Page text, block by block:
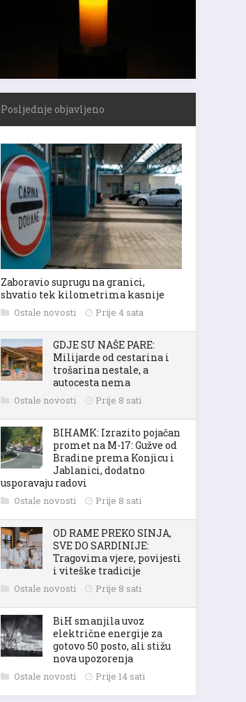
Posljednje objavljeno
Zaboravio suprugu na granici,
shvatio tek kilometrima kasnije
Ostale novosti Prije 4 sata
GDJE SU NAŠE PARE:
Milijarde od cestarina i
trošarina nestale, a
autocesta nema
Ostale novosti Prije 8 sati
BIHAMK: Izrazito pojačan
promet na M-17: Gužve od
Bradine prema Konjicu i
Jablanici, dodatno
usporavaju radovi
Ostale novosti Prije 8 sati
OD RAME PREKO SINJA,
SVE DO SARDINIJE:
Tragovima vjere, povijesti
i viteške tradicije
Ostale novosti Prije 8 sati
BiH smanjila uvoz
električne energije za
gotovo 50 posto, ali stižu
nova upozorenja
Ostale novosti Prije 14 sati